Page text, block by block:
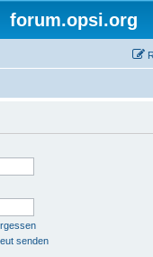
forum.opsi.org
senden